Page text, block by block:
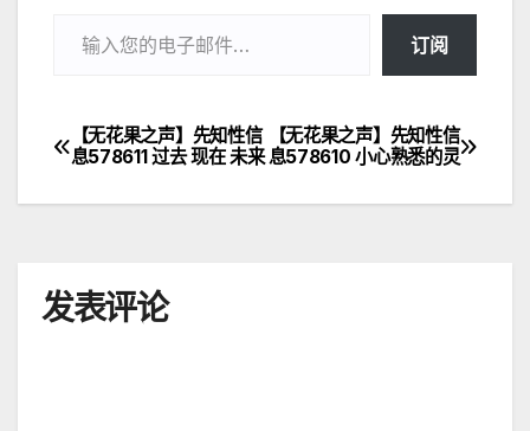
订阅
文
章
航
【无花果之声】先知性信
息578610 小心熟悉的灵
【无花果之声】先知性信
息578611 过去 现在 未来
发表评论